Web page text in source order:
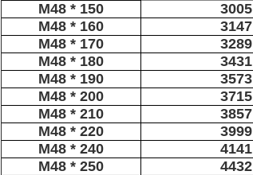
M48 * 150
3005
M48 * 160
3147
M48 * 170
3289
M48 * 180
3431
M48 * 190
3573
M48 * 200
3715
M48 * 210
3857
M48 * 220
3999
M48 * 240
4141
M48 * 250
4432